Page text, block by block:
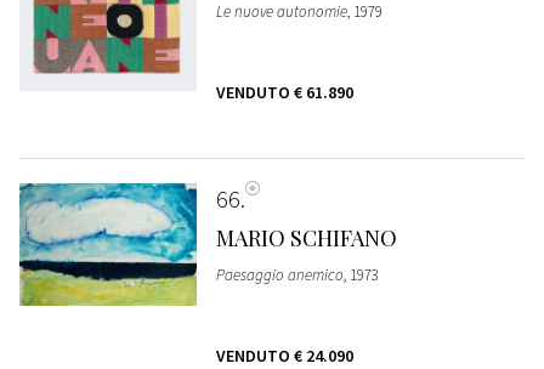
Le nuove autonomie, 1979
VENDUTO € 61.890
66
MARIO SCHIFANO
Paesaggio anemico, 1973
VENDUTO € 24.090